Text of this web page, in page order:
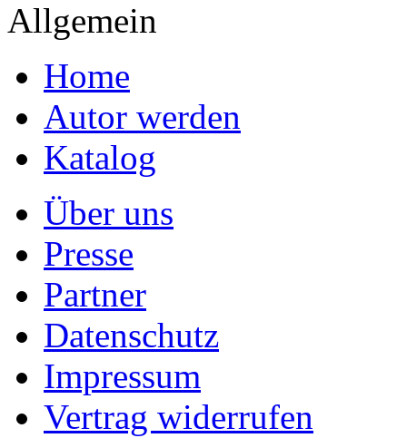
Allgemein
Home
Autor werden
Katalog
Über uns
Presse
Partner
Datenschutz
Impressum
Vertrag widerrufen